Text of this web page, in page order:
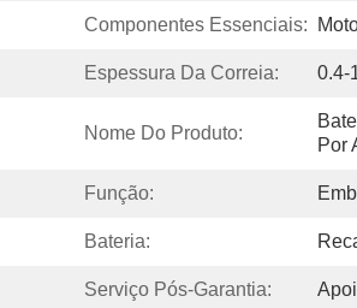
Componentes Essenciais:
Espessura Da Correia: 0.4-
Nome Do Produto:
Por
Função:
Bateria:
Serviço Pós-Garantia: